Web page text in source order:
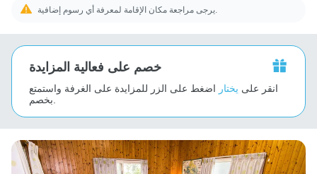
خصم على فعالية المزايدة
انقر على يختار اضغط على الزر للمزايدة على الغرفة واستمتع